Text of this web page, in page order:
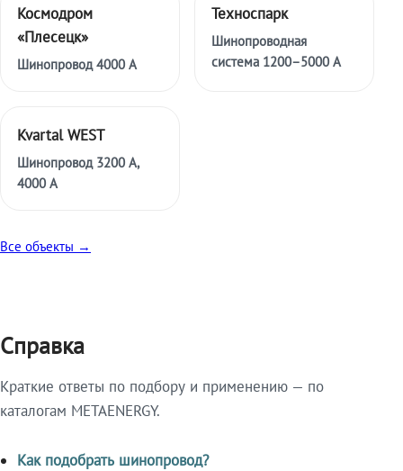
Космодром
«Плесецк»
Шинопровод 4000 А
Техноспарк
Шинопроводная
система 1200–5000 А
Kvartal WEST
Шинопровод 3200 А,
4000 А
Все объекты →
Справка
Краткие ответы по подбору и применению — по
каталогам METAENERGY.
Как подобрать шинопровод?